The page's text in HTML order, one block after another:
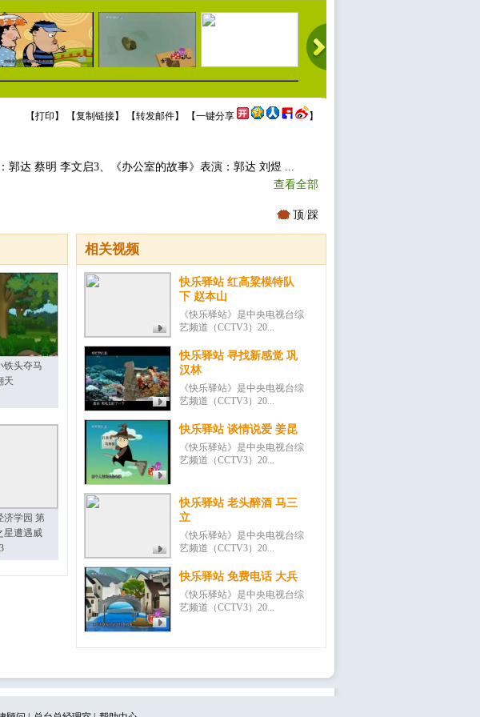
【打印 】 【复制链接】 【转发邮件】 【一键分享 】
郭达 蔡明 李文启3、《办公室的故事》表演：郭达 刘煜 ...
查看全部
顶/踩
相关视频
快乐驿站 红高粱模特队
下 赵本山
《快乐驿站》是中央电视台综
艺频道（CCTV3）20...
快乐驿站 寻找新感觉 巩
汉林
《快乐驿站》是中央电视台综
艺频道（CCTV3）20...
快乐驿站 谈情说爱 姜昆
《快乐驿站》是中央电视台综
艺频道（CCTV3）20...
快乐驿站 老头醉酒 马三
立
《快乐驿站》是中央电视台综
艺频道（CCTV3）20...
快乐驿站 免费电话 大兵
《快乐驿站》是中央电视台综
艺频道（CCTV3）20...
铁头夺马
天
济学园 第
星遭遇威